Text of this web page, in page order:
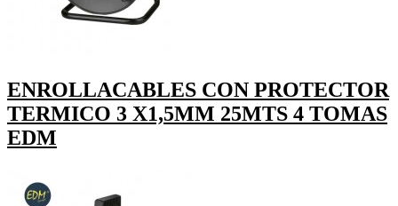
ENROLLACABLES CON PROTECTOR
TERMICO 3 X1,5MM 25MTS 4 TOMAS
EDM